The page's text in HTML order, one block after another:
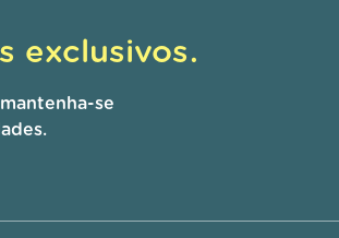
exclusivos.
se